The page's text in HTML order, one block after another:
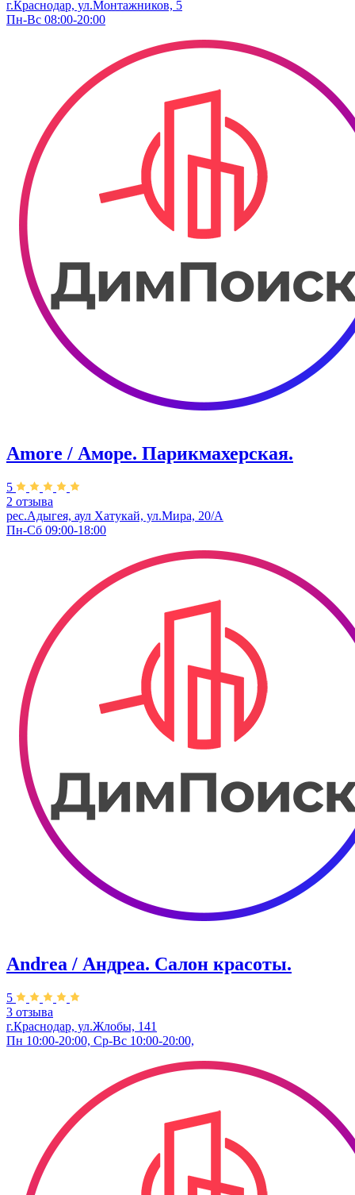
г.Краснодар, ул.Монтажников, 5
Пн-Вс 08:00-20:00
Amore / Аморе. Парикмахерская.
5
2 отзыва
рес.Адыгея, аул Хатукай, ул.Мира, 20/А
Пн-Сб 09:00-18:00
Andrea / Андреа. Салон красоты.
5
3 отзыва
г.Краснодар, ул.Жлобы, 141
Пн 10:00-20:00, Ср-Вс 10:00-20:00,